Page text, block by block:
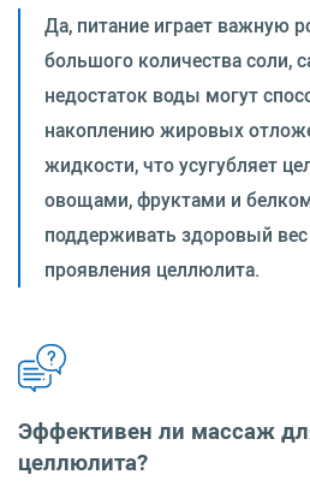
Да, питание играет важную
большого количества соли,
недостаток воды могут
накоплению жировых
жидкости, что усугубляет
овощами, фруктами и
поддерживать здоровый
проявления целлюлита.
Эффективен ли массаж
целлюлита?